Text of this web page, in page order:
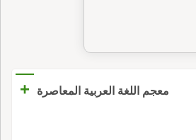
معجم اللغة العربية المعاصرة +